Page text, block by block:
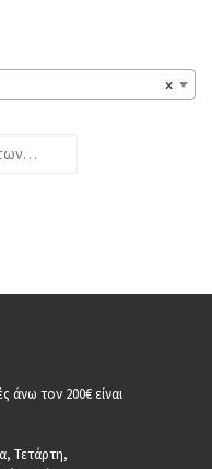
×
άνω τον 200€ είναι
Τετάρτη,